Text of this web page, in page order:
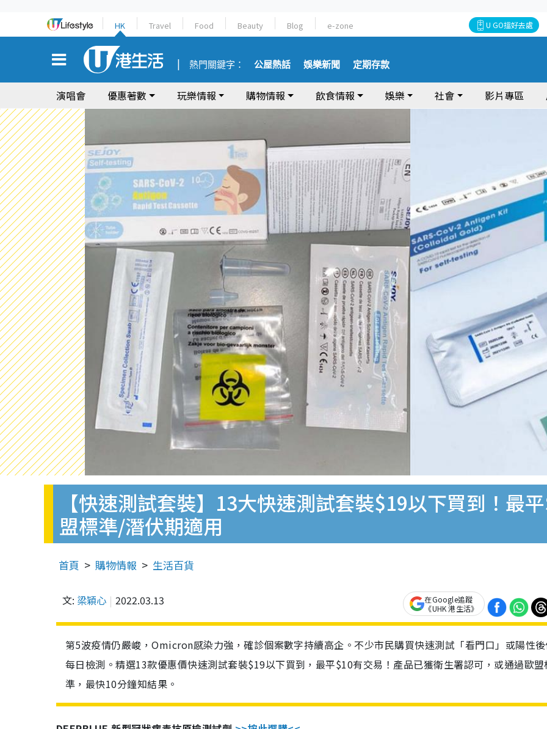
HK Travel Food Beauty Blog e-zone U GO搵好去處
熱門關鍵字： 公屋熱話 娛樂新聞 定期存款
演唱會 優惠著數 玩樂情報 購物情報 飲食情報 娛樂 社會 影片專區
【快速測試套裝】13大快速測試套裝$19以下買到！最
盟標準/潛伏期適用
首頁 購物情報 生活百貨
文: 梁穎心 2022.03.13
在Google追蹤
《UHK 港生活》
第5波疫情仍嚴峻，Omicron感染力強，確診個案數字持續高企。不少市民購買快速測試「看門口」或陽性
每日檢測。精選13款優惠價快速測試套裝$19以下買到，最平$10有交易！產品已獲衛生署認可，或通過歐盟
準，最快10分鐘知結果。